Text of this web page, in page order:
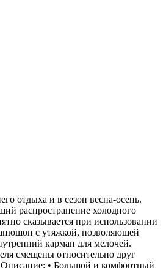
отдыха и в сезон весна-осень.
распространение холодного
сказывается при использовании
с утяжкой, позволяющей
карман для мелочей.
смещены относительно друг
Описание: • Большой и комфортный